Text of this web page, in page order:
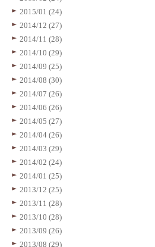
2015/01 (24)
2014/12 (27)
2014/11 (28)
2014/10 (29)
2014/09 (25)
2014/08 (30)
2014/07 (26)
2014/06 (26)
2014/05 (27)
2014/04 (26)
2014/03 (29)
2014/02 (24)
2014/01 (25)
2013/12 (25)
2013/11 (28)
2013/10 (28)
2013/09 (26)
2013/08 (29)